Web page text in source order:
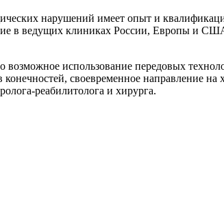
нарушений имеет опыт и
в ведущих клиниках России, Европы и
использование передовых
своевременное направление на
реабилитолога и хирурга.